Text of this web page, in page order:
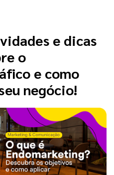
e dicas
o
e como
negócio!